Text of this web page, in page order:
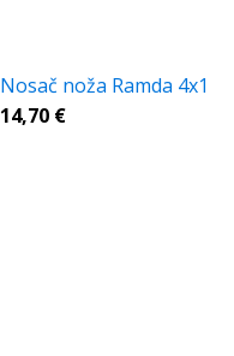
Nosač noža Ramda 4x1
14,70 €